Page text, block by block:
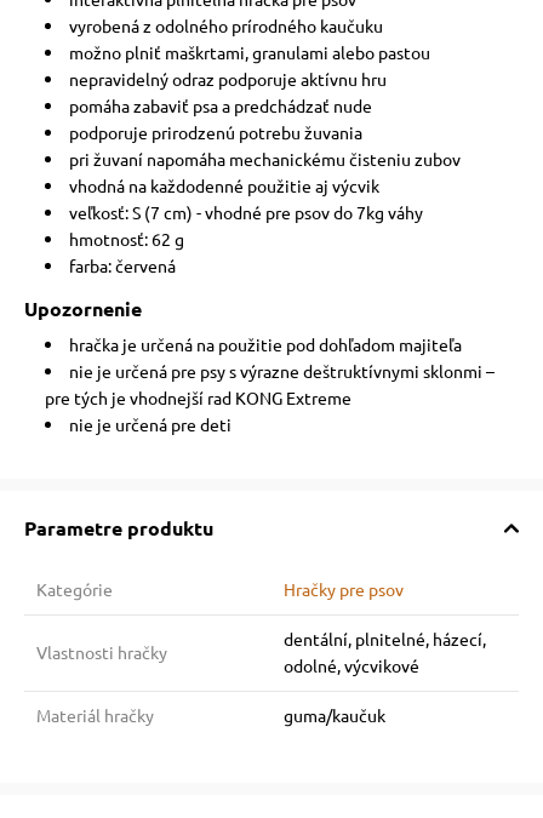
vyrobená z odolného prírodného kaučuku
možno plniť maškrtami, granulami alebo pastou
nepravidelný odraz podporuje aktívnu hru
pomáha zabaviť psa a predchádzať nude
podporuje prirodzenú potrebu žuvania
pri žuvaní napomáha mechanickému čisteniu zubov
vhodná na každodenné použitie aj výcvik
veľkosť: S (7 cm) - vhodné pre psov do 7kg váhy
hmotnosť: 62 g
farba: červená
Upozornenie
hračka je určená na použitie pod dohľadom majiteľa
nie je určená pre psy s výrazne deštruktívnymi sklonmi –
pre tých je vhodnejší rad KONG Extreme
nie je určená pre deti
Parametre produktu
Kategórie Hračky pre psov
Vlastnosti hračky
dentální, plnitelné, házecí,
odolné, výcvikové
Materiál hračky guma/kaučuk